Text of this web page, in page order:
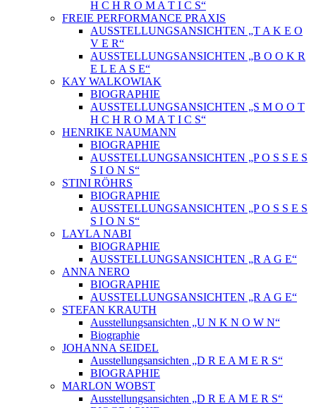
H C H R O M A T I C S“
FREIE PERFORMANCE PRAXIS
AUSSTELLUNGSANSICHTEN „T A K E O
V E R“
AUSSTELLUNGSANSICHTEN „B O O K R
E L E A S E“
KAY WALKOWIAK
BIOGRAPHIE
AUSSTELLUNGSANSICHTEN „S M O O T
H C H R O M A T I C S“
HENRIKE NAUMANN
BIOGRAPHIE
AUSSTELLUNGSANSICHTEN „P O S S E S
S I O N S“
STINI RÖHRS
BIOGRAPHIE
AUSSTELLUNGSANSICHTEN „P O S S E S
S I O N S“
LAYLA NABI
BIOGRAPHIE
AUSSTELLUNGSANSICHTEN „R A G E“
ANNA NERO
BIOGRAPHIE
AUSSTELLUNGSANSICHTEN „R A G E“
STEFAN KRAUTH
Ausstellungsansichten „U N K N O W N“
Biographie
JOHANNA SEIDEL
Ausstellungsansichten „D R E A M E R S“
BIOGRAPHIE
MARLON WOBST
Ausstellungsansichten „D R E A M E R S“